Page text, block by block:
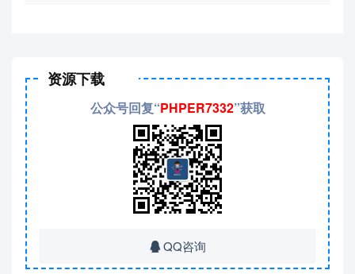
资源下载
公众号回复“PHPER7332”获取
QQ咨询